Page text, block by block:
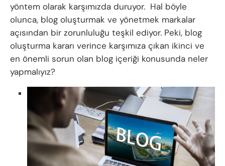
yöntem olarak karşımızda duruyor. Hal böyle
olunca, blog oluşturmak ve yönetmek markalar
açısından bir zorunluluğu teşkil ediyor. Peki, blog
oluşturma kararı verince karşımıza çıkan ikinci ve
en önemli sorun olan blog içeriği konusunda neler
yapmalıyız?